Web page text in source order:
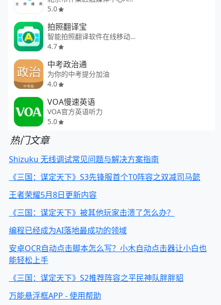
5.0
拍照翻译宝
智能拍照翻译软件在线移动字典
4.7
中考政治通
为你的中考提分加油
4.0
VOA慢速英语
VOA官方英语听力
5.0
热门文章
Shizuku 无线调试常见问题与解决方案指南
《三国：谋定天下》S3先锋服首个T0阵容之双减司马懿
王者荣耀5月8日更新内容
《三国：谋定天下》被其他玩家击溃了怎么办？
编程已经成为AI落地最成功的领域
安卓OCR自动点击脚本怎么写？小木自动点击器让小白也
能轻松上手
《三国：谋定天下》S2推荐阵容之平民神队胖胖貂
万能悬浮框APP - 使用帮助